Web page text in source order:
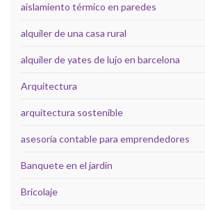
aislamiento térmico en paredes
alquiler de una casa rural
alquiler de yates de lujo en barcelona
Arquitectura
arquitectura sostenible
asesoría contable para emprendedores
Banquete en el jardín
Bricolaje